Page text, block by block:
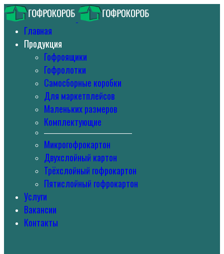
Главная
Продукция
Гофроящики
Гофролотки
Самосборные коробки
Для маркетплейсов
Маленьких размеров
Комплектующие
———————————
Микрогофрокартон
Двухслойный картон
Трёхслойный гофрокартон
Пятислойный гофрокартон
Услуги
Вакансии
Контакты